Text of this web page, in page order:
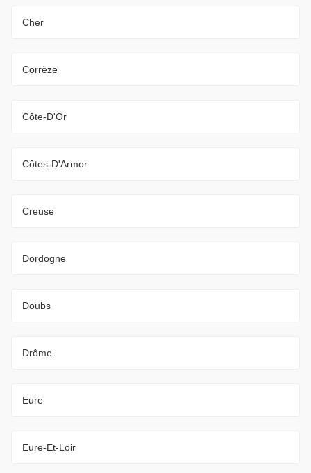
Cher
Corrèze
Côte-D'Or
Côtes-D'Armor
Creuse
Dordogne
Doubs
Drôme
Eure
Eure-Et-Loir